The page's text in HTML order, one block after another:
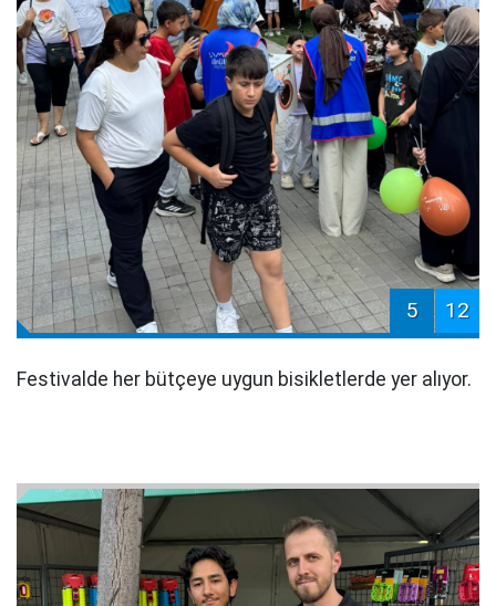
5 12
Festivalde her bütçeye uygun bisikletlerde yer alıyor.